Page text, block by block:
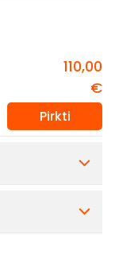
110,00
€
Pirkti